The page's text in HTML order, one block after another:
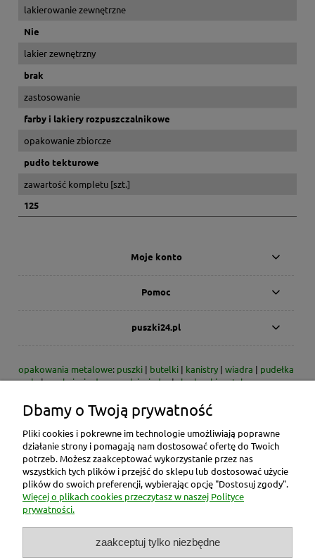
lakierowanie zewnętrzne
Nie
lakier zewnętrzny
brak
zastosowanie
farby i lakiery rozpuszczalnikowe
opakowanie zbiorcze
pudło tekturowe
zawartość kompletu [szt.]
125
Moje konto
Pomoc
puszki24.pl
opakowania metalowe: puszki | butelki | kanistry | wiadra | pudełka
małe|zamknięcia do puszek i wiader|skarbonki metalowe
* dzisiaj/dni - dotyczy dni roboczych
* zdjęcia produktów - przykładowe zdjęcia danego typu produktu;
rzeczywiste wymiary podane są w opisie / danych technicznych
* ceny produktów zawierają rabat 2% obowiązujący przy płatności
gotówką lub przelewem bankowym
Opakowania metalowe znajdują zastosowanie jako pojemniki m.in.
do: substancji chemicznych, farb, lakierów, rozpuszczalników,
artykułów spożywczych, cukierków, świec, wosku, past do butów,
W przypadku ilości paletowych oferujemy indywidualną ofertę
Dbamy o Twoją prywatność
Pliki cookies i pokrewne im technologie umożliwiają poprawne
działanie strony i pomagają nam dostosować ofertę do Twoich
potrzeb. Możesz zaakceptować wykorzystanie przez nas
wszystkich tych plików i przejść do sklepu lub dostosować użycie
plików do swoich preferencji, wybierając opcję "Dostosuj zgody".
Więcej o plikach cookies przeczytasz w naszej Polityce
prywatności.
zaakceptuj tylko niezbędne